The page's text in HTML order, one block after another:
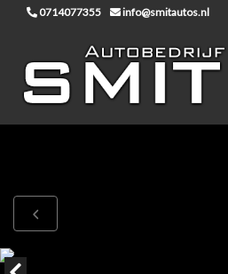
0714077355 info@smitautos.nl